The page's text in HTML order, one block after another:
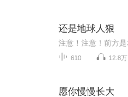
还是地球人狠
610 12.8万
愿你慢慢长大